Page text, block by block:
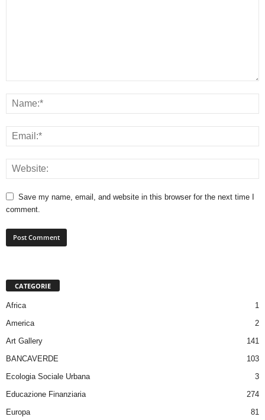
Save my name, email, and website in this browser for the next time I
comment.
CATEGORIE
Africa
1
America
2
Art Gallery
141
BANCAVERDE
103
Ecologia Sociale Urbana
3
Educazione Finanziaria
274
Europa
81